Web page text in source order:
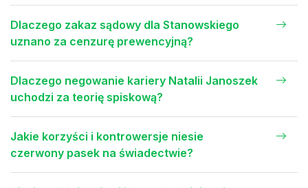
Dlaczego zakaz sądowy dla Stanowskiego
uznano za cenzurę prewencyjną?
Dlaczego negowanie kariery Natalii Janoszek
uchodzi za teorię spiskową?
Jakie korzyści i kontrowersje niesie
czerwony pasek na świadectwie?